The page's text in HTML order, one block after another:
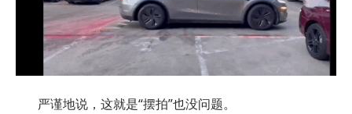
严谨地说，这就是“摆拍”也没问题。